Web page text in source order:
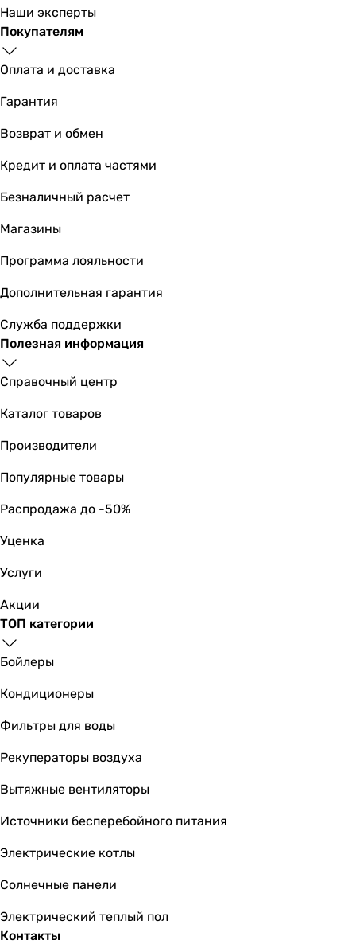
Наши эксперты
Покупателям
Оплата и доставка
Гарантия
Возврат и обмен
Кредит и оплата частями
Безналичный расчет
Магазины
Программа лояльности
Дополнительная гарантия
Служба поддержки
Полезная информация
Справочный центр
Каталог товаров
Производители
Популярные товары
Распродажа до -50%
Уценка
Услуги
Акции
ТОП категории
Бойлеры
Кондиционеры
Фильтры для воды
Рекуператоры воздуха
Вытяжные вентиляторы
Источники бесперебойного питания
Электрические котлы
Солнечные панели
Электрический теплый пол
Контакты